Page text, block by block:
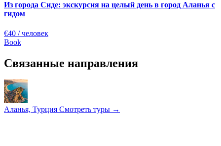
Из города Сиде: экскурсия на целый день в город Аланья с
гидом
€40 / человек
Book
Связанные направления
Аланья, Турция Смотреть туры →